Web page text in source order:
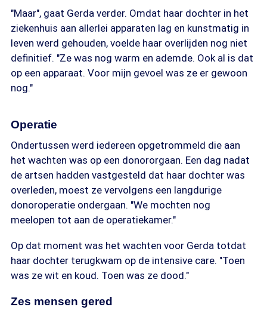
"Maar", gaat Gerda verder. Omdat haar dochter in het
ziekenhuis aan allerlei apparaten lag en kunstmatig in
leven werd gehouden, voelde haar overlijden nog niet
definitief. "Ze was nog warm en ademde. Ook al is dat
op een apparaat. Voor mijn gevoel was ze er gewoon
nog."
Operatie
Ondertussen werd iedereen opgetrommeld die aan
het wachten was op een donororgaan. Een dag nadat
de artsen hadden vastgesteld dat haar dochter was
overleden, moest ze vervolgens een langdurige
donoroperatie ondergaan. "We mochten nog
meelopen tot aan de operatiekamer."
Op dat moment was het wachten voor Gerda totdat
haar dochter terugkwam op de intensive care. "Toen
was ze wit en koud. Toen was ze dood."
Zes mensen gered